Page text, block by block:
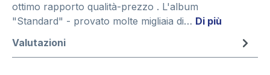
ottimo rapporto qualità-prezzo . L'album
"Standard" - provato molte migliaia di… Di più
Valutazioni